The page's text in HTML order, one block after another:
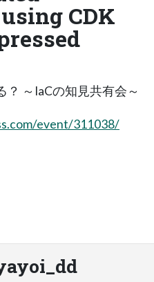
CDK
～IaCの知見共有会～
event/311038/